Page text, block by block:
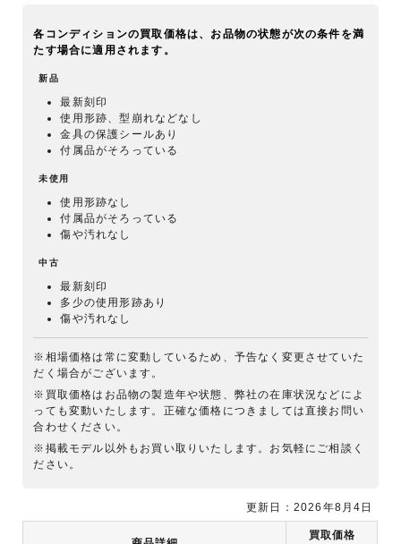
各コンディションの買取価格は、お品物の状態が次の条件を満
たす場合に適用されます。
新品
最新刻印
使用形跡、型崩れなどなし
金具の保護シールあり
付属品がそろっている
未使用
使用形跡なし
付属品がそろっている
傷や汚れなし
中古
最新刻印
多少の使用形跡あり
傷や汚れなし
※相場価格は常に変動しているため、予告なく変更させていた
だく場合がございます。
※買取価格はお品物の製造年や状態、弊社の在庫状況などによ
っても変動いたします。正確な価格につきましては直接お問い
合わせください。
※掲載モデル以外もお買い取りいたします。お気軽にご相談く
ださい。
買取価格
更新日：2026年8月4日